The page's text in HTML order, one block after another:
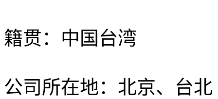
籍贯：中国台湾
公司所在地：北京、台北